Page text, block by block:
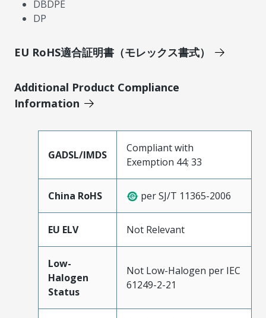
DBDPE
DP
EU RoHS適合証明書（モレックス書式）
Additional Product Compliance
Information
GADSL/IMDS
Compliant with
Exemption 44; 33
China RoHS per SJ/T 11365-2006
EU ELV Not Relevant
Low-
Halogen
Status
Not Low-Halogen per IEC
61249-2-21